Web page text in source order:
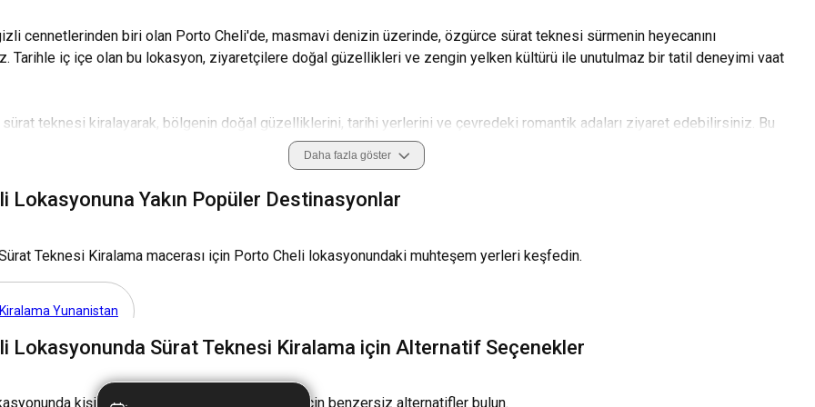
cennetlerinden biri olan Porto Cheli'de, masmavi denizin üzerinde, özgürce sürat teknesi sürmenin heyecanını
Tarihle iç içe olan bu lokasyon, ziyaretçilere doğal güzellikleri ve zengin yelken kültürü ile unutulmaz bir tatil deneyimi vaat
teknesi kiralayarak, bölgenin doğal güzelliklerini, tarihi yerlerini ve çevredeki romantik adaları ziyaret edebilirsiniz. Bu
Cheli'de sürat teknesi kiralama konusunda bilmeniz gerekenler, bölgeye genel bakış, seyahat ipuçları ve öne çıkan yerler
kiralama için Porto Cheli'u seçmelisiniz?
plajları ve doyumsuz manzaraları ile Porto Cheli, deniz üzerinde hızla seyahat ederken geniş bir keşif alanı sunar. Burada sürat
adrenalin ile keşif arasındaki mükemmel dengeyi sağlar.
gidilir?
yaklaşık 2,5 saatlik bir mesafede bulunan Porto Cheli'ye ulaşım oldukça kolaydır. Dilerseniz Atina-Piraeus limanından düzenlenen feribot
Daha fazla göster
Lokasyonuna Yakın Popüler Destinasyonlar
Teknesi Kiralama macerası için Porto Cheli lokasyonundaki muhteşem yerleri keşfedin.
Yunanistan
Lokasyonunda Sürat Teknesi Kiralama için Alternatif Seçenekler
kişiselleştirilmiş bir deniz deneyimi için benzersiz alternatifler bulun.